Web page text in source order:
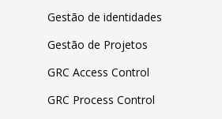
Gestão de identidades
Gestão de Projetos
GRC Access Control
GRC Process Control